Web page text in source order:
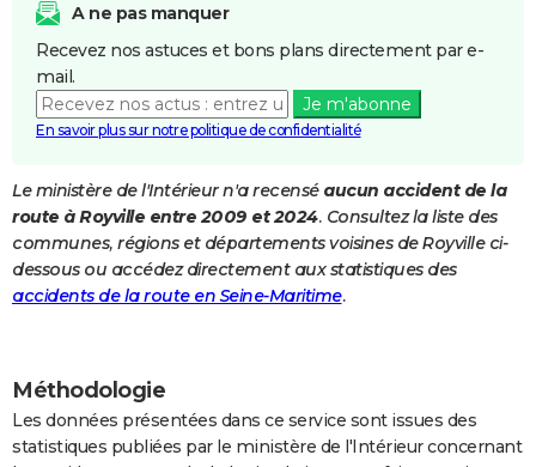
Destinations
City break
Voyage nature
Voyage de noces
Forum
Climat
PHOTO
GUIDES D'ACHAT
BONS PLANS
Carte de Noël
Carte Bonne année
Carte Saint-Valentin
Carte Pâques
Carte d'anniversaire
DICTIONNAIRE
Dictionnaire
Biographies
Citations
Expressions
Proverbes
PROGRAMME TV
FORUM
Bricolage
Television
A ne pas manquer
Recevez nos astuces et bons plans directement par e-
mail.
Je m'abonne
En savoir plus sur notre politique de confidentialité
Le ministère de l'Intérieur n'a recensé aucun accident de la
route à Royville entre 2009 et 2024. Consultez la liste des
communes, régions et départements voisines de Royville ci-
dessous ou accédez directement aux statistiques des
accidents de la route en Seine-Maritime.
Méthodologie
Les données présentées dans ce service sont issues des
statistiques publiées par le ministère de l'Intérieur concernant